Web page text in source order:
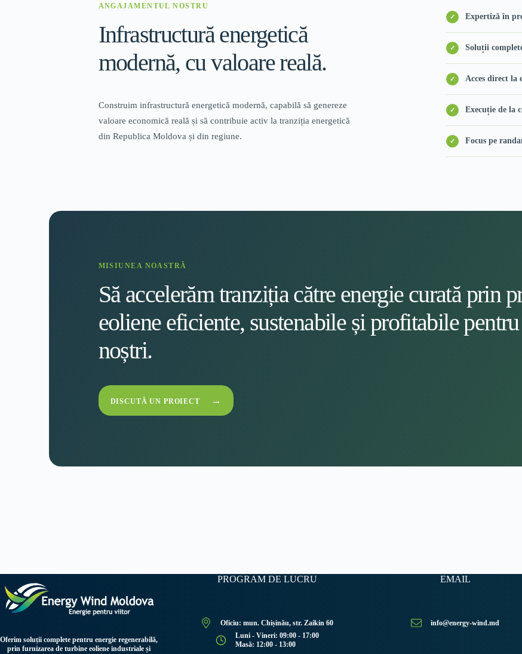
ANGAJAMENTUL NOSTRU
Infrastructură energetică
modernă, cu valoare reală.
Construim infrastructură energetică modernă, capabilă să genereze
valoare economică reală și să contribuie activ la tranziția energetică
din Republica Moldova și din regiune.
Expertiză în
Soluții
Acces direct la
Execuție de la
Focus pe
MISIUNEA NOASTRĂ
Să accelerăm tranziția către energie curată prin
eoliene eficiente, sustenabile și profitabile
noștri.
DISCUTĂ UN PROIECT →
Oferim soluții complete pentru energie regenerabilă,
prin furnizarea de turbine eoliene industriale și
PROGRAM DE LUCRU
Oficiu: mun. Chișinău, str. Zaikin 60
Luni - Vineri: 09:00 - 17:00
Masă: 12:00 - 13:00
EMAIL
info@energy-wind.md